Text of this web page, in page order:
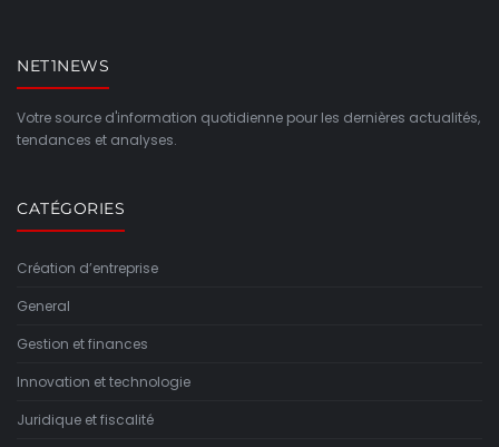
NET1NEWS
Votre source d'information quotidienne pour les dernières actualités,
tendances et analyses.
CATÉGORIES
Création d’entreprise
General
Gestion et finances
Innovation et technologie
Juridique et fiscalité